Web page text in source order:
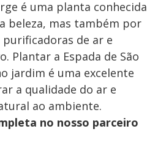
é uma planta conhecida
beleza, mas também por
de ar e
Plantar a Espada de São
jardim é uma excelente
a qualidade do ar e
ao ambiente.
no nosso parceiro